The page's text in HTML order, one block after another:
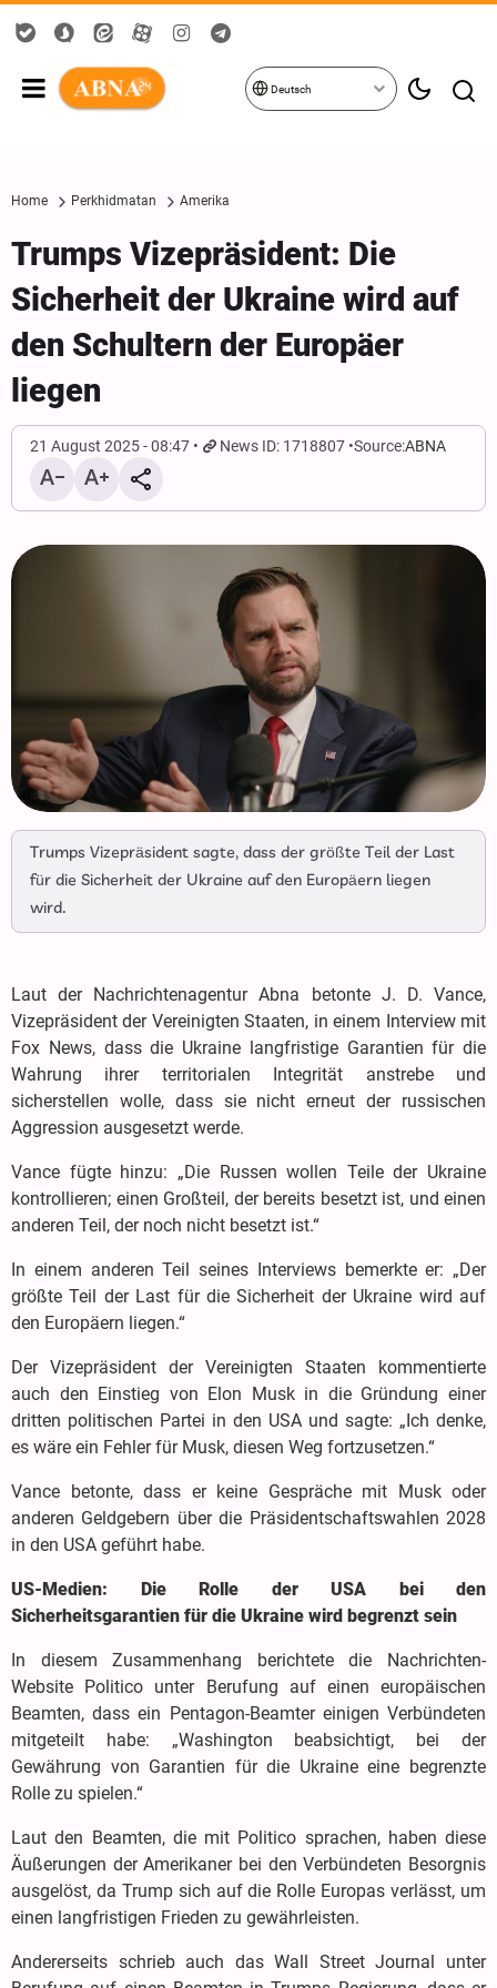
Deutsch
Home Perkhidmatan Amerika
Trumps Vizepräsident: Die
Sicherheit der Ukraine wird auf
den Schultern der Europäer
liegen
21 August 2025 - 08:47 News ID: 1718807 Source:ABNA
Trumps Vizepräsident sagte, dass der größte Teil der Last
für die Sicherheit der Ukraine auf den Europäern liegen
wird.
Laut der Nachrichtenagentur Abna betonte J. D. Vance,
Vizepräsident der Vereinigten Staaten, in einem Interview mit
Fox News, dass die Ukraine langfristige Garantien für die
Wahrung ihrer territorialen Integrität anstrebe und
sicherstellen wolle, dass sie nicht erneut der russischen
Aggression ausgesetzt werde.
Vance fügte hinzu: „Die Russen wollen Teile der Ukraine
kontrollieren; einen Großteil, der bereits besetzt ist, und einen
anderen Teil, der noch nicht besetzt ist.“
In einem anderen Teil seines Interviews bemerkte er: „Der
größte Teil der Last für die Sicherheit der Ukraine wird auf
den Europäern liegen.“
Der Vizepräsident der Vereinigten Staaten kommentierte
auch den Einstieg von Elon Musk in die Gründung einer
dritten politischen Partei in den USA und sagte: „Ich denke,
es wäre ein Fehler für Musk, diesen Weg fortzusetzen.“
Vance betonte, dass er keine Gespräche mit Musk oder
anderen Geldgebern über die Präsidentschaftswahlen 2028
in den USA geführt habe.
US-Medien: Die Rolle der USA bei den
Sicherheitsgarantien für die Ukraine wird begrenzt sein
In diesem Zusammenhang berichtete die Nachrichten-
Website Politico unter Berufung auf einen europäischen
Beamten, dass ein Pentagon-Beamter einigen Verbündeten
mitgeteilt habe: „Washington beabsichtigt, bei der
Gewährung von Garantien für die Ukraine eine begrenzte
Rolle zu spielen.“
Laut den Beamten, die mit Politico sprachen, haben diese
Äußerungen der Amerikaner bei den Verbündeten Besorgnis
ausgelöst, da Trump sich auf die Rolle Europas verlässt, um
einen langfristigen Frieden zu gewährleisten.
Andererseits schrieb auch das Wall Street Journal unter